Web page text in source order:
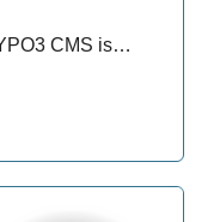
CMS is…